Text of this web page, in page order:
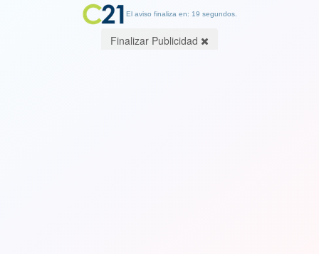
El aviso finaliza en: 19 segundos.
Finalizar Publicidad